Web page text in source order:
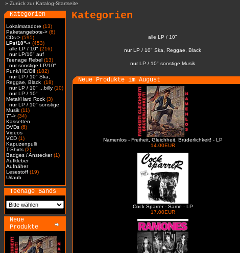
» Zurück zur Katalog-Startseite
Kategorien
Lokalmatadore (13)
Paketangebote-> (6)
CDs-> (595)
LPs/10"-> (453)
alle LP / 10" (216)
nur LP/10" auf
Teenage Rebel (13)
nur sonstige LP/10"
Punk/HC/Oi! (182)
nur LP / 10" Ska,
Reggae, Black (18)
nur LP / 10" ...billy (10)
nur LP / 10"
Metal/Hard Rock (3)
nur LP / 10" sonstige
Musik (11)
7"-> (34)
Kassetten
DVDs (6)
Videos
VCD (1)
Kapuzenpulli
T-Shirts (2)
Badges / Anstecker(1)
Aufkleber
Aufnäher
Lesestoff (19)
Urlaub
Teenage Bands
Neue
Produkte
Kategorien
alle LP / 10"
nur LP / 10" Ska, Reggae, Black
nur LP / 10" sonstige Musik
Neue Produkte im August
Namenlos - Freiheit, Gleichheit, Brüderlichkeit! - LP
14.00EUR
Cock Sparrer - Same - LP
17.00EUR